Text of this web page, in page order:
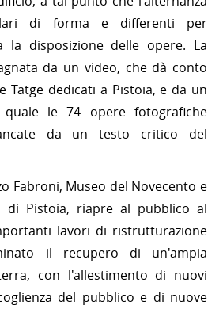
di forma e differenti per
la disposizione delle opere. La
da un video, che dà conto
Tatge dedicati a Pistoia, e da un
quale le 74 opere fotografiche
da un testo critico del
Fabroni, Museo del Novecento e
di Pistoia, riapre al pubblico al
lavori di ristrutturazione
il recupero di un'ampia
con l'allestimento di nuovi
del pubblico e di nuove